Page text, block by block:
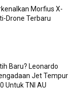
Morfius X-
Drone Terbaru
Baru? Leonardo
Jet Tempur
Untuk TNI AU